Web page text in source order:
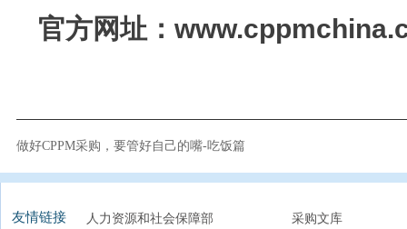
官方网址：
做好CPPM采购，要管好自己的嘴-吃饭篇
友情链接 人力资源和社会保障部
采购文库